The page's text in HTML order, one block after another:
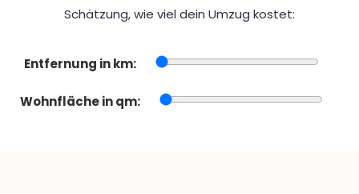
Schätzung, wie viel dein Umzug kostet:
Entfernung in km:
Wohnfläche in qm: